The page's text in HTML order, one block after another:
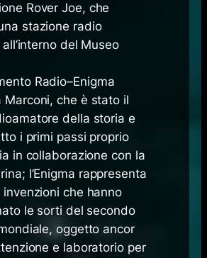
Rover Joe, che
stazione radio
del Museo
Radio–Enigma
Marconi, che è stato il
della storia e
i primi passi proprio
in collaborazione con la
l’Enigma rappresenta
invenzioni che hanno
le sorti del secondo
oggetto ancor
e laboratorio per